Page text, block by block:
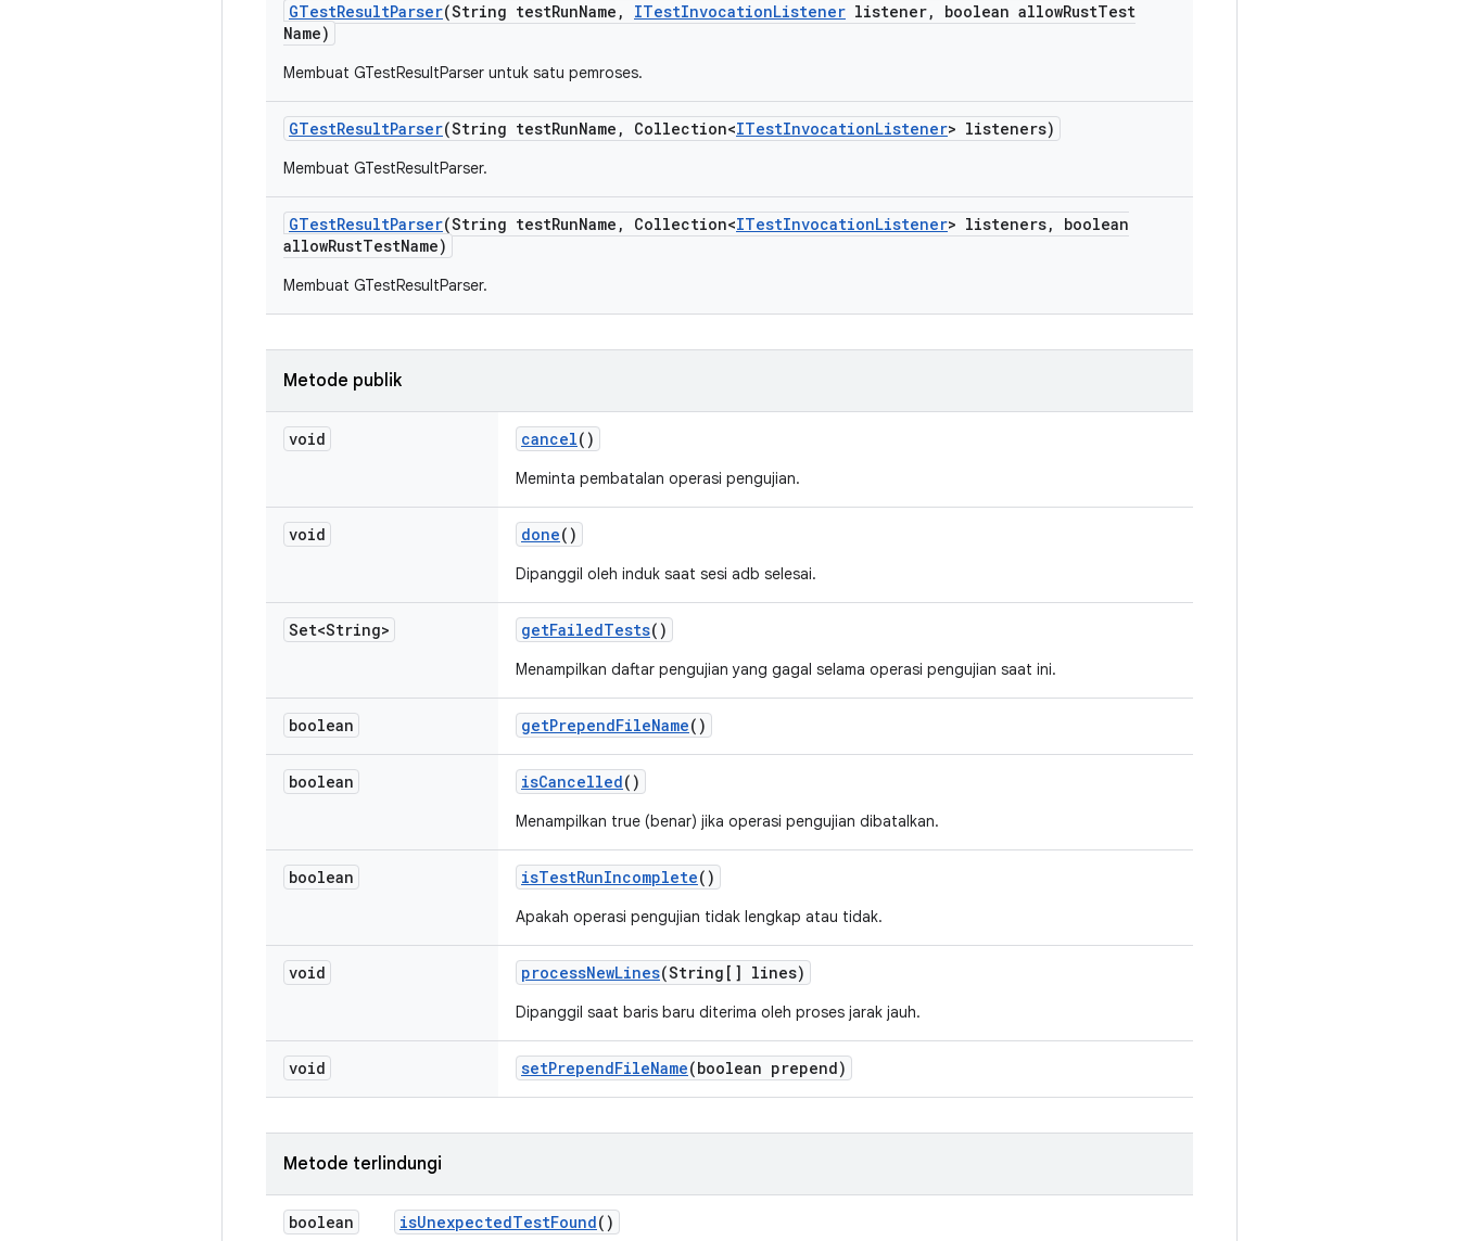
GTestResultParser(String testRunName , ITestInvocationListener listener, boolean allowRustTest
Name)
Membuat GTestResultParser untuk satu pemroses.
GTestResultParser(String testRunName , Collection<ITestInvocationListener> listeners)
Membuat GTestResultParser.
GTestResultParser(String testRunName , Collection<ITestInvocationListener> listeners,
boolean
allowRustTestName)
Membuat GTestResultParser.
Metode publik
void cancel()
Meminta pembatalan operasi pengujian.
void done()
Dipanggil oleh induk saat sesi adb selesai.
Set<String> getFailedTests()
Menampilkan daftar pengujian yang gagal selama operasi pengujian saat ini.
boolean getPrependFileName()
boolean isCancelled()
Menampilkan true (benar) jika operasi pengujian dibatalkan.
boolean isTestRunIncomplete()
Apakah operasi pengujian tidak lengkap atau tidak.
void processNewLines(String[] lines)
Dipanggil saat baris baru diterima oleh proses jarak jauh.
void setPrependFileName(boolean prepend)
Metode terlindungi
boolean isUnexpectedTestFound()